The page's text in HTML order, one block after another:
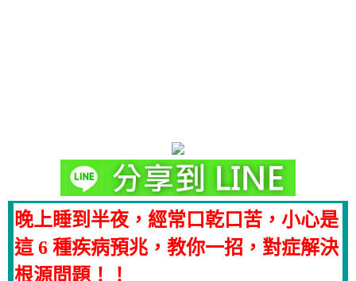
晚上睡到半夜，經常口乾口苦，小心是
這 6 種疾病預兆，教你一招，對症解決
根源問題！！